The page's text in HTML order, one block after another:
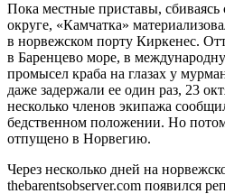
Пока местные приставы, сбиваясь
округе, «Камчатка»
в норвежском порту Киркенес.
в Баренцево море, в
промысел краба на глазах у
даже задержали ее один раз, 23
несколько членов экипажа
бедственном положении. Но
отпущено в Норвегию.
Через несколько дней на
thebarentsobserver.com появился